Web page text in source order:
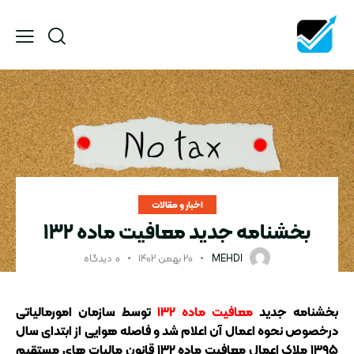
اخبار و مقالات
بخشنامه جدید معافیت ماده ١٣٢
MEHDI ۲۰ بهمن ۱۴۰۲ ۰ دیدگاه
بخشنامه جدید معافیت ماده ١٣٢
توسط سازمان امورمالیاتی
درخصوص نحوه اعمال آن اعلام شد و فاصله هوایی از ابتدای سال